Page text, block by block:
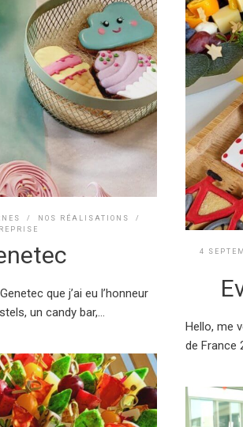
/ NOS RÉALISATIONS
/
que j’ai eu l’honneur
un candy bar,...
4
Hello, me
de France